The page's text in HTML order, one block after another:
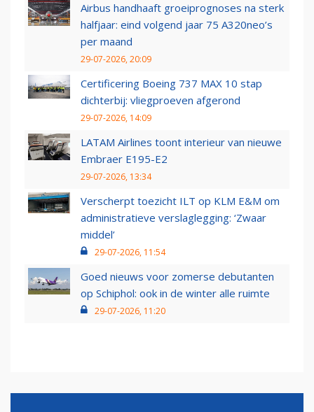
Airbus handhaaft groeiprognoses na sterk
halfjaar: eind volgend jaar 75 A320neo’s
per maand
29-07-2026, 20:09
Certificering Boeing 737 MAX 10 stap
dichterbij: vliegproeven afgerond
29-07-2026, 14:09
LATAM Airlines toont interieur van nieuwe
Embraer E195-E2
29-07-2026, 13:34
Verscherpt toezicht ILT op KLM E&M om
administratieve verslaglegging: ‘Zwaar
middel’
29-07-2026, 11:54
Goed nieuws voor zomerse debutanten
op Schiphol: ook in de winter alle ruimte
29-07-2026, 11:20